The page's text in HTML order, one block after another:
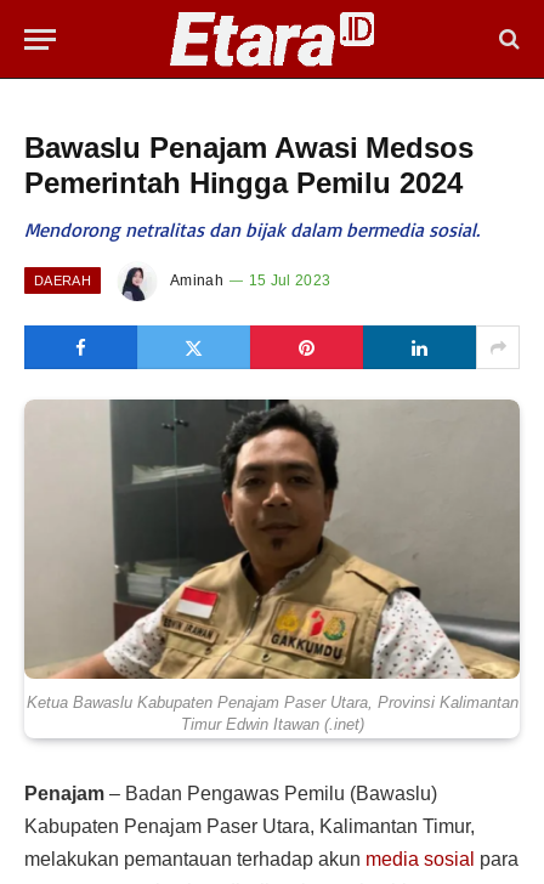
Bawaslu Penajam Awasi Medsos
Pemerintah Hingga Pemilu 2024
Mendorong netralitas dan bijak dalam bermedia sosial.
DAERAH Aminah 15 Jul 2023
Ketua Bawaslu Kabupaten Penajam Paser Utara, Provinsi Kalimantan
Timur Edwin Itawan (.inet)
Penajam – Badan Pengawas Pemilu (Bawaslu)
Kabupaten Penajam Paser Utara, Kalimantan Timur,
melakukan pemantauan terhadap akun media sosial para